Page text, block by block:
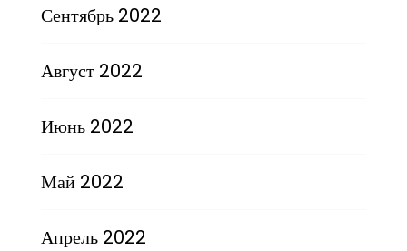
Сентябрь 2022
Август 2022
Июнь 2022
Май 2022
Апрель 2022